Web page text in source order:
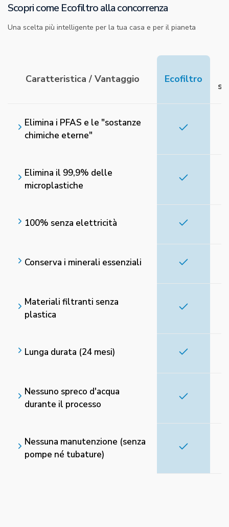
Scopri come Ecofiltro alla concorrenza
Una scelta più intelligente per la tua casa e per il pianeta
Caratteristica / Vantaggio Ecofiltro
Elimina i PFAS e le "sostanze
chimiche eterne"
Elimina il 99,9% delle
microplastiche
100% senza elettricità
Conserva i minerali essenziali
Materiali filtranti senza
plastica
Lunga durata (24 mesi)
Nessuno spreco d'acqua
durante il processo
Nessuna manutenzione (senza
pompe né tubature)